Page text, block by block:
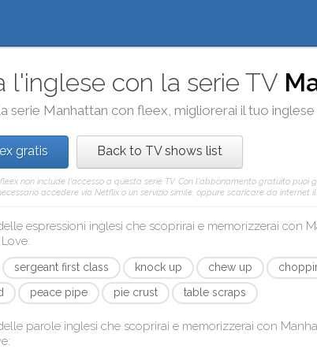
l'inglese con la serie TV
serie Manhattan con fleex, migliorerai il tuo
gratis Back to TV shows list
non include l'accesso a questa serie TV. Con l'abbonamento gratuito puoi
accedere via Netflix o un servizio simile, oppure scaricare da internet
espressioni inglesi che scoprirai e memorizzerai con
:
sergeant first class knock up chew up
peace pipe pie crust table scraps
parole inglesi che scoprirai e memorizzerai con
: